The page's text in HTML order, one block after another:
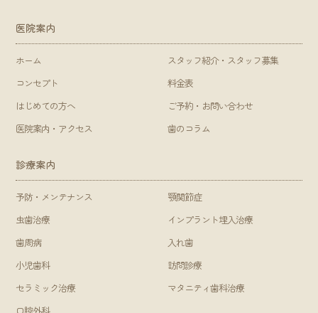
医院案内
ホーム
コンセプト
はじめての方へ
医院案内・アクセス
スタッフ紹介・スタッフ募集
料金表
ご予約・お問い合わせ
歯のコラム
診療案内
予防・メンテナンス
虫歯治療
歯周病
小児歯科
セラミック治療
顎関節症
インプラント埋入治療
入れ歯
訪問診療
マタニティ歯科治療